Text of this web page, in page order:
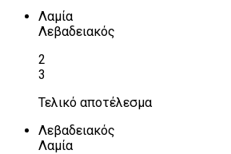
Λαμία
Λεβαδειακός
2
3
Τελικό αποτέλεσμα
Λεβαδειακός
Λαμία